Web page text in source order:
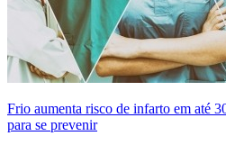
Frio aumenta risco de infarto em até
para se prevenir